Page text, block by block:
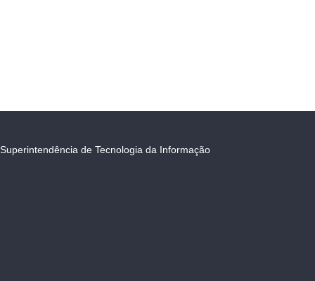
Superintendência de Tecnologia da Informação